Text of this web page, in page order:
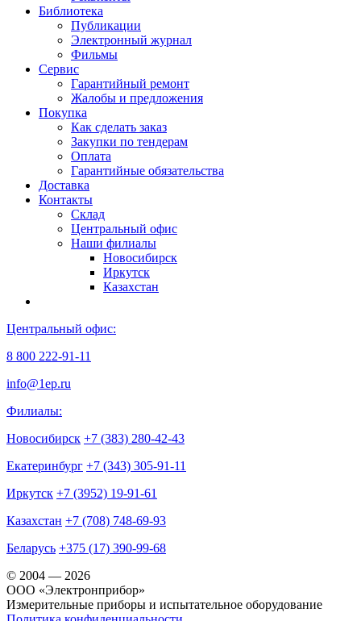
Библиотека
Публикации
Электронный журнал
Фильмы
Сервис
Гарантийный ремонт
Жалобы и предложения
Покупка
Как сделать заказ
Закупки по тендерам
Оплата
Гарантийные обязательства
Доставка
Контакты
Склад
Центральный офис
Наши филиалы
Новосибирск
Иркутск
Казахстан
Центральный офис:
8 800 222-91-11
info@1ep.ru
Филиалы:
Новосибирск +7 (383) 280-42-43
Екатеринбург +7 (343) 305-91-11
Иркутск +7 (3952) 19-91-61
Казахстан +7 (708) 748-69-93
Беларусь +375 (17) 390-99-68
© 2004 — 2026
OOO «Электронприбор»
Измерительные приборы и испытательное оборудование